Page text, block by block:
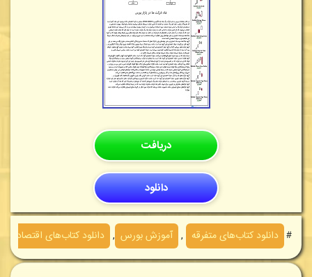
دریافت
دانلود
＃ دانلود کتاب‌های متفرقه , آموزش بورس , دانلود کتاب‌های اقتصاد